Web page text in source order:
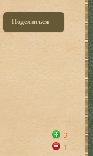
Поделиться
3
1